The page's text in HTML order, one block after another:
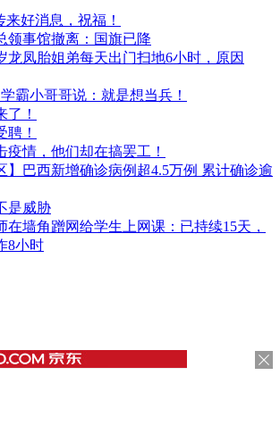
来好消息，祝福！
领事馆撤离：国旗已降
龙凤胎姐弟每天出门扫地6小时，原因
霸小哥哥说：就是想当兵！
了！
聘！
疫情，他们却在搞罢工！
】巴西新增确诊病例超4.5万例 累计确诊逾
是威胁
在墙角蹭网给学生上网课：已持续15天，
8小时